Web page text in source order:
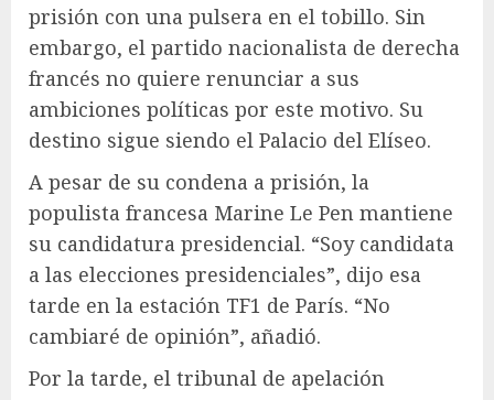
prisión con una pulsera en el tobillo. Sin
embargo, el partido nacionalista de derecha
francés no quiere renunciar a sus
ambiciones políticas por este motivo. Su
destino sigue siendo el Palacio del Elíseo.
A pesar de su condena a prisión, la
populista francesa Marine Le Pen mantiene
su candidatura presidencial. “Soy candidata
a las elecciones presidenciales”, dijo esa
tarde en la estación TF1 de París. “No
cambiaré de opinión”, añadió.
Por la tarde, el tribunal de apelación